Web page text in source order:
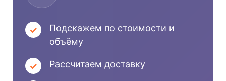
Подскажем по стоимости и
объёму
Рассчитаем доставку